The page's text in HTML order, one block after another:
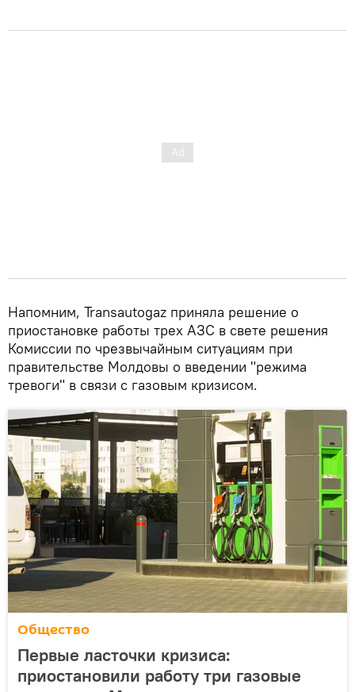
Напомним, Transautogaz приняла решение о
приостановке работы трех АЗС в свете решения
Комиссии по чрезвычайным ситуациям при
правительстве Молдовы о введении "режима
тревоги" в связи с газовым кризисом.
Общество
Первые ласточки кризиса:
приостановили работу три газовые